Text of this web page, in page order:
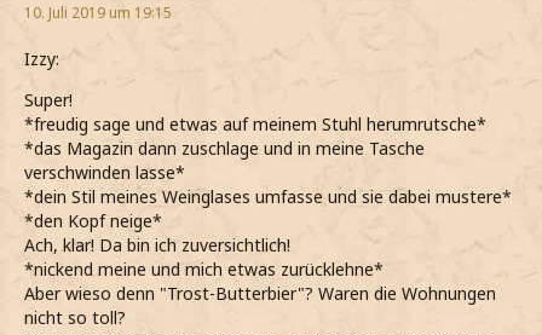
10. Juli 2019 um 19:15
Izzy:
Super!
*freudig sage und etwas auf meinem Stuhl herumrutsche*
*das Magazin dann zuschlage und in meine Tasche
verschwinden lasse*
*dein Stil meines Weinglases umfasse und sie dabei mustere*
*den Kopf neige*
Ach, klar! Da bin ich zuversichtlich!
*nickend meine und mich etwas zurücklehne*
Aber wieso denn "Trost-Butterbier"? Waren die Wohnungen
nicht so toll?